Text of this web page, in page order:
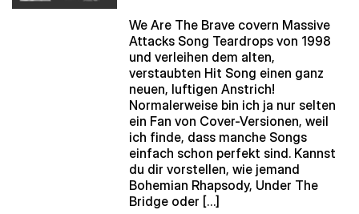
We Are The Brave covern Massive
Attacks Song Teardrops von 1998
und verleihen dem alten,
verstaubten Hit Song einen ganz
neuen, luftigen Anstrich!
Normalerweise bin ich ja nur selten
ein Fan von Cover-Versionen, weil
ich finde, dass manche Songs
einfach schon perfekt sind. Kannst
du dir vorstellen, wie jemand
Bohemian Rhapsody, Under The
Bridge oder […]